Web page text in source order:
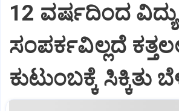
12 ವರ್ಷದಿಂದ
ಸಂಪರ್ಕವಿಲ್ಲದೆ
ಕುಟುಂಬಕ್ಕೆ ಸಿಕ್ಕಿತು